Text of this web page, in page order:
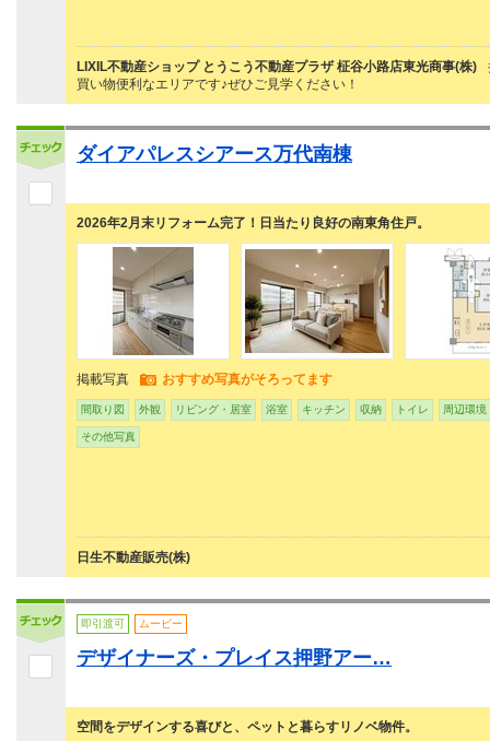
LIXIL不動産ショップ とうこう不動産プラザ 柾谷小路店東光商事(株)
買い物便利なエリアです♪ぜひご見学ください！
ダイアパレスシアース万代南棟
2026年2月末リフォーム完了！日当たり良好の南東角住戸。
掲載写真 おすすめ写真がそろってます
間取り図 外観 リビング・居室 浴室 キッチン 収納 トイレ 周辺環境
その他写真
日生不動産販売(株)
即引渡可 ムービー
デザイナーズ・プレイス押野アー…
空間をデザインする喜びと、ペットと暮らすリノベ物件。